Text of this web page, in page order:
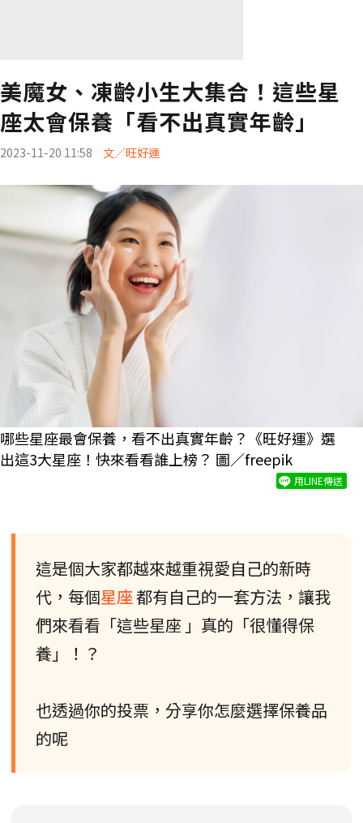
美魔女、凍齡小生大集合！這些星
座太會保養「看不出真實年齡」
2023-11-20 11:58 文／旺好運
哪些星座最會保養，看不出真實年齡？《旺好運》選
出這3大星座！快來看看誰上榜？ 圖／freepik
用LINE傳送
這是個大家都越來越重視愛自己的新時
代，每個星座都有自己的一套方法，讓我
們來看看「這些星座 」真的「很懂得保
養」！？
也透過你的投票，分享你怎麼選擇保養品
的呢